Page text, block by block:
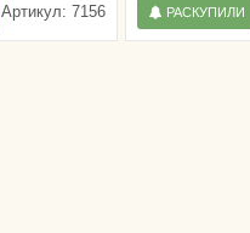
Артикул: 7156 РАСКУПИЛИ